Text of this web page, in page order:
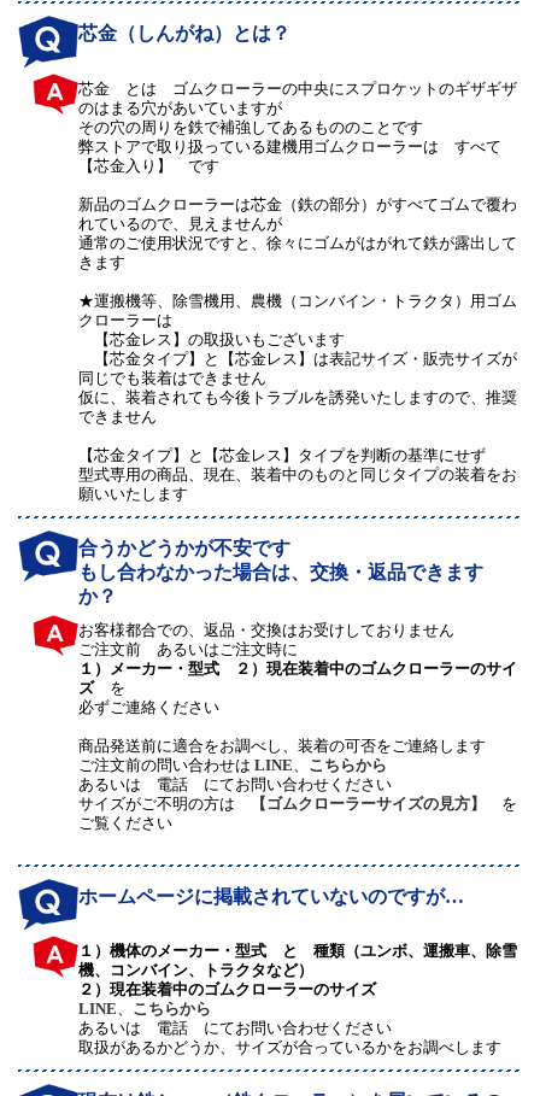
芯金（しんがね）とは？
芯金 とは ゴムクローラーの中央にスプロケットのギザギザ
のはまる穴があいていますが
その穴の周りを鉄で補強してあるもののことです
弊ストアで取り扱っている建機用ゴムクローラーは すべて
【芯金入り】 です
新品のゴムクローラーは芯金（鉄の部分）がすべてゴムで覆わ
れているので、見えませんが
通常のご使用状況ですと、徐々にゴムがはがれて鉄が露出して
きます
★運搬機等、除雪機用、農機（コンバイン・トラクタ）用ゴム
クローラーは
【芯金レス】の取扱いもございます
【芯金タイプ】と【芯金レス】は表記サイズ・販売サイズが
同じでも装着はできません
仮に、装着されても今後トラブルを誘発いたしますので、推奨
できません
【芯金タイプ】と【芯金レス】タイプを判断の基準にせず
型式専用の商品、現在、装着中のものと同じタイプの装着をお
願いいたします
合うかどうかが不安です
もし合わなかった場合は、交換・返品できます
か？
お客様都合での、返品・交換はお受けしておりません
ご注文前 あるいはご注文時に
１）メーカー・型式 ２）現在装着中のゴムクローラーのサイ
ズを
必ずご連絡ください
商品発送前に適合をお調べし、装着の可否をご連絡します
ご注文前の問い合わせはLINE
こちらから
あるいは 電話 にてお問い合わせください
サイズがご不明の方は
【ゴムクローラーサイズの見方】
を
ご覧ください
ホームページに掲載されていないのですが…
１）機体のメーカー・型式 と 種類（ユンボ、運搬車、除雪
機、コンバイン、トラクタなど）
２）現在装着中のゴムクローラーのサイズ
LINE、 こちらから
あるいは 電話 にてお問い合わせください
取扱があるかどうか、サイズが合っているかをお調べします